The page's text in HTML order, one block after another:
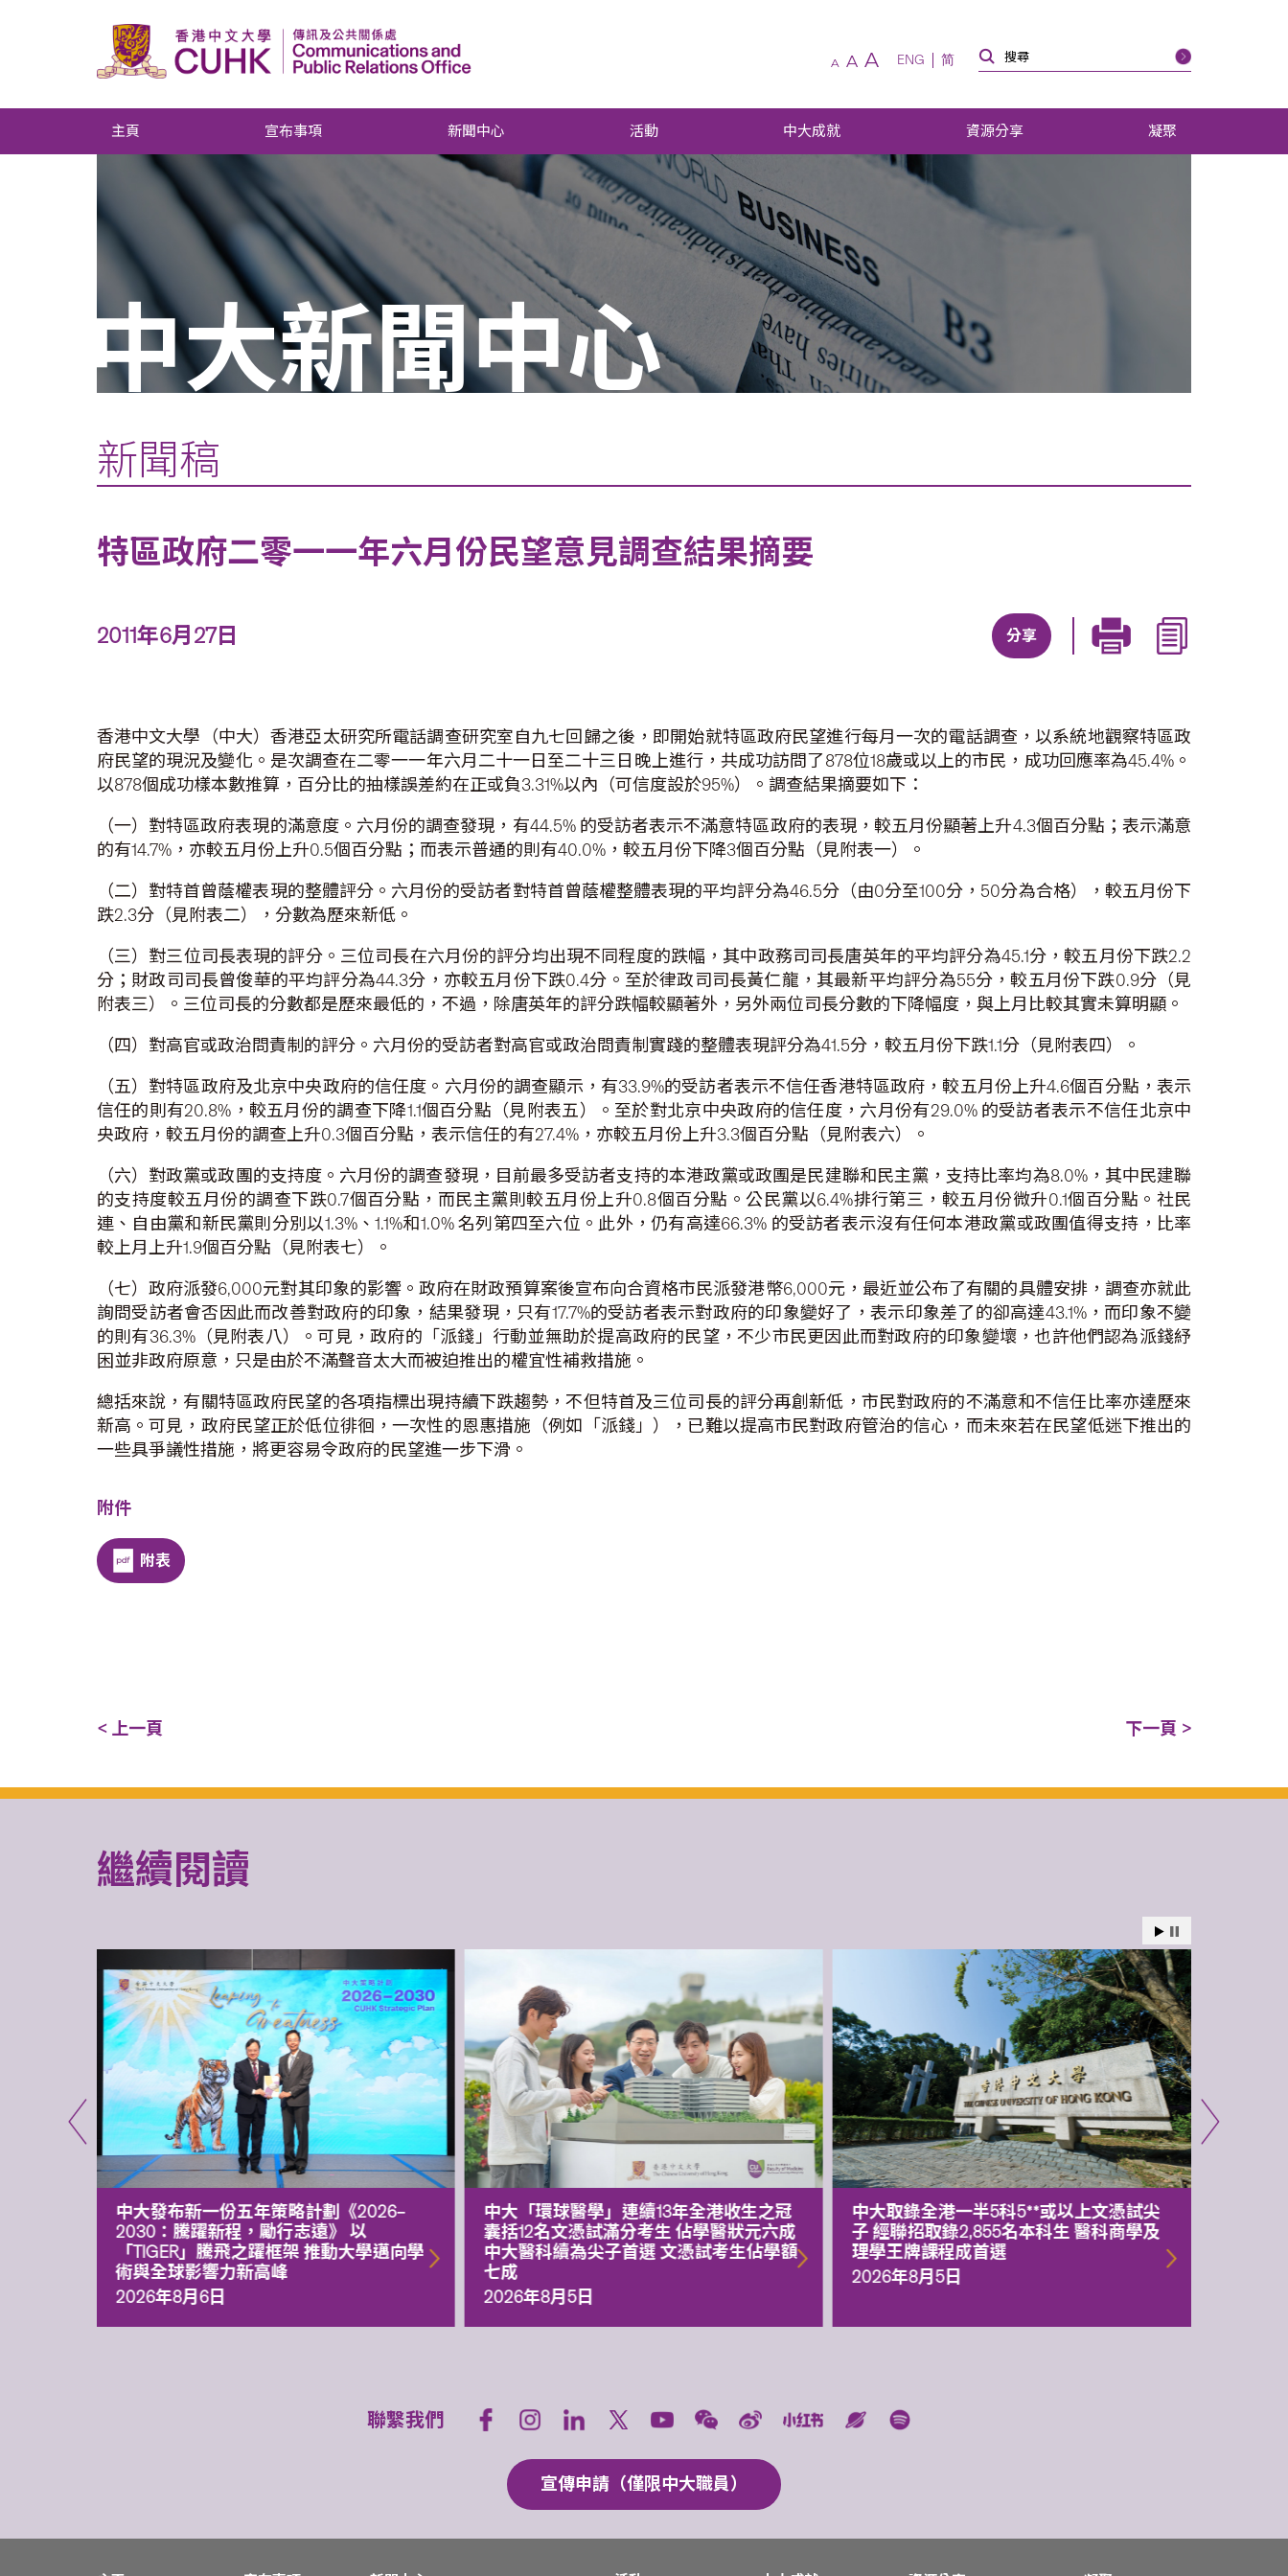
A A A ENG 简
主頁 宣布事項 新聞中心 活動 中大成就 資源分享 凝聚
中大新聞中心
新聞稿
特區政府二零一一年六月份民望意見調查結果摘要
2011年6月27日 分享
香港中文大學（中大）香港亞太研究所電話調查研究室自九七回歸之後，即開始就特區政府民望進行每月一次的電話調查，以系統地觀察特區政
府民望的現況及變化。是次調查在二零一一年六月二十一日至二十三日晚上進行，共成功訪問了878位18歲或以上的市民，成功回應率為45.4%。
以878個成功樣本數推算，百分比的抽樣誤差約在正或負3.31%以內（可信度設於95%）。調查結果摘要如下：
（一）對特區政府表現的滿意度。六月份的調查發現，有44.5% 的受訪者表示不滿意特區政府的表現，較五月份顯著上升4.3個百分點；表示滿意
的有14.7%，亦較五月份上升0.5個百分點；而表示普通的則有40.0%，較五月份下降3個百分點（見附表一）。
（二）對特首曾蔭權表現的整體評分。六月份的受訪者對特首曾蔭權整體表現的平均評分為46.5分（由0分至100分，50分為合格），較五月份下
跌2.3分（見附表二），分數為歷來新低。
（三）對三位司長表現的評分。三位司長在六月份的評分均出現不同程度的跌幅，其中政務司司長唐英年的平均評分為45.1分，較五月份下跌2.2
分；財政司司長曾俊華的平均評分為44.3分，亦較五月份下跌0.4分。至於律政司司長黃仁龍，其最新平均評分為55分，較五月份下跌0.9分（見
附表三）。三位司長的分數都是歷來最低的，不過，除唐英年的評分跌幅較顯著外，另外兩位司長分數的下降幅度，與上月比較其實未算明顯。
（四）對高官或政治問責制的評分。六月份的受訪者對高官或政治問責制實踐的整體表現評分為41.5分，較五月份下跌1.1分（見附表四）。
（五）對特區政府及北京中央政府的信任度。六月份的調查顯示，有33.9%的受訪者表示不信任香港特區政府，較五月份上升4.6個百分點，表示
信任的則有20.8%，較五月份的調查下降1.1個百分點（見附表五）。至於對北京中央政府的信任度，六月份有29.0% 的受訪者表示不信任北京中
央政府，較五月份的調查上升0.3個百分點，表示信任的有27.4%，亦較五月份上升3.3個百分點（見附表六）。
（六）對政黨或政團的支持度。六月份的調查發現，目前最多受訪者支持的本港政黨或政團是民建聯和民主黨，支持比率均為8.0%，其中民建聯
的支持度較五月份的調查下跌0.7個百分點，而民主黨則較五月份上升0.8個百分點。公民黨以6.4%排行第三，較五月份微升0.1個百分點。社民
連、自由黨和新民黨則分別以1.3%、1.1%和1.0% 名列第四至六位。此外，仍有高達66.3% 的受訪者表示沒有任何本港政黨或政團值得支持，比率
較上月上升1.9個百分點（見附表七）。
（七）政府派發6,000元對其印象的影響。政府在財政預算案後宣布向合資格市民派發港幣6,000元，最近並公布了有關的具體安排，調查亦就此
詢問受訪者會否因此而改善對政府的印象，結果發現，只有17.7%的受訪者表示對政府的印象變好了，表示印象差了的卻高達43.1%，而印象不變
的則有36.3%（見附表八）。可見，政府的「派錢」行動並無助於提高政府的民望，不少市民更因此而對政府的印象變壞，也許他們認為派錢紓
困並非政府原意，只是由於不滿聲音太大而被迫推出的權宜性補救措施。
總括來說，有關特區政府民望的各項指標出現持續下跌趨勢，不但特首及三位司長的評分再創新低，市民對政府的不滿意和不信任比率亦達歷來
新高。可見，政府民望正於低位徘徊，一次性的恩惠措施（例如「派錢」），已難以提高市民對政府管治的信心，而未來若在民望低迷下推出的
一些具爭議性措施，將更容易令政府的民望進一步下滑。
附件
附表
< 上一頁 下一頁 >
繼續閱讀
中大發布新一份五年策略計劃《2026‒
2030：騰躍新程，勵行志遠》 以
「TIGER」騰飛之躍框架 推動大學邁向學
術與全球影響力新高峰
2026年8月6日
中大「環球醫學」連續13年全港收生之冠
囊括12名文憑試滿分考生 佔學醫狀元六成
中大醫科續為尖子首選 文憑試考生佔學額
七成
2026年8月5日
中大取錄全港一半5科5**或以上文憑試尖
子 經聯招取錄2,855名本科生 醫科商學及
理學王牌課程成首選
2026年8月5日
聯繫我們
宣傳申請（僅限中大職員）